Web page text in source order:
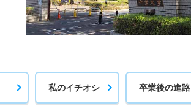
私のイチオシ 卒業後の進路